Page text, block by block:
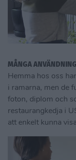
MÅNGA
Hemma hos oss
i ramarna, men de
foton, diplom och
restaurangkedja i
att enkelt kunna